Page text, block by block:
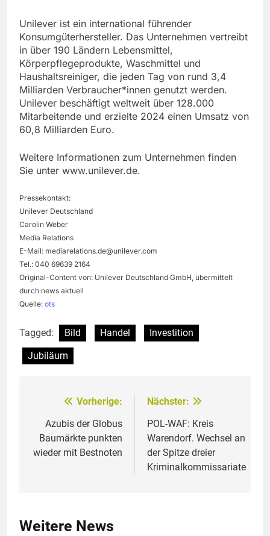
Unilever ist ein international führender
Konsumgüterhersteller. Das Unternehmen vertreibt
in über 190 Ländern Lebensmittel,
Körperpflegeprodukte, Waschmittel und
Haushaltsreiniger, die jeden Tag von rund 3,4
Milliarden Verbraucher*innen genutzt werden.
Unilever beschäftigt weltweit über 128.000
Mitarbeitende und erzielte 2024 einen Umsatz von
60,8 Milliarden Euro.
Weitere Informationen zum Unternehmen finden
Sie unter www.unilever.de.
Pressekontakt:
Unilever Deutschland
Carolin Weber
Media Relations
E-Mail: mediarelations.de@unilever.com
Tel.: 040 69639 2164
Original-Content von: Unilever Deutschland GmbH, übermittelt
durch news aktuell
Quelle: ots
Tagged: Bild Handel
Investition
Jubiläum
Beitragsnavigation
Vorherige:
Azubis der Globus
Baumärkte punkten
wieder mit Bestnoten
Nächster:
POL-WAF: Kreis
Warendorf. Wechsel an
der Spitze dreier
Kriminalkommissariate
Weitere News